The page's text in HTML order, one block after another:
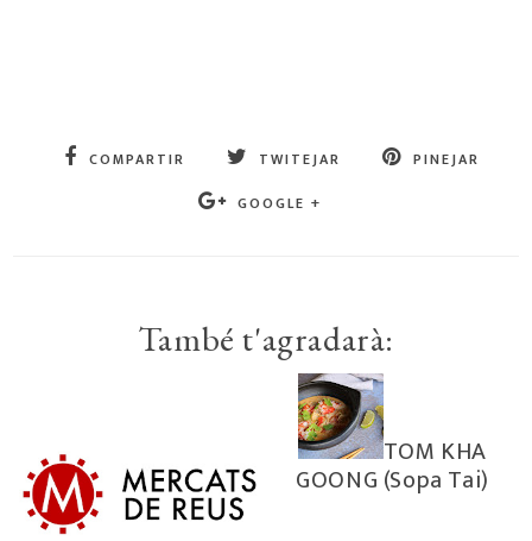
COMPARTIR TWITEJAR
PINEJAR
GOOGLE +
També t'agradarà:
TOM KHA
GOONG (Sopa Tai)